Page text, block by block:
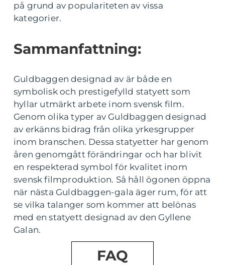
på grund av populariteten av vissa
kategorier.
Sammanfattning:
Guldbaggen designad av är både en
symbolisk och prestigefylld statyett som
hyllar utmärkt arbete inom svensk film.
Genom olika typer av Guldbaggen designad
av erkänns bidrag från olika yrkesgrupper
inom branschen. Dessa statyetter har genom
åren genomgått förändringar och har blivit
en respekterad symbol för kvalitet inom
svensk filmproduktion. Så håll ögonen öppna
när nästa Guldbaggen-gala äger rum, för att
se vilka talanger som kommer att belönas
med en statyett designad av den Gyllene
Galan.
FAQ